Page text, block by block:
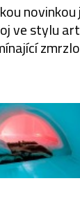
ve stylu